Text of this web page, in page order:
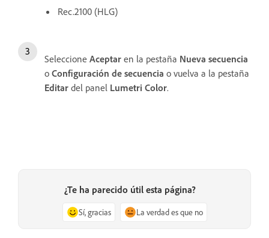
Rec.2100 (HLG)
Seleccione Aceptar en la pestaña Nueva secuencia
o Configuración de secuencia o vuelva a la pestaña
Editar del panel Lumetri Color.
¿Te ha parecido útil esta página?
Sí, gracias La verdad es que no